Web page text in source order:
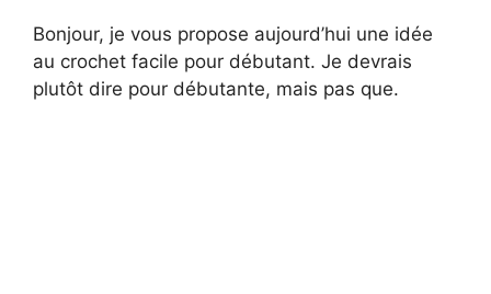
Bonjour, je vous propose aujourd’hui une idée
au crochet facile pour débutant. Je devrais
plutôt dire pour débutante, mais pas que.